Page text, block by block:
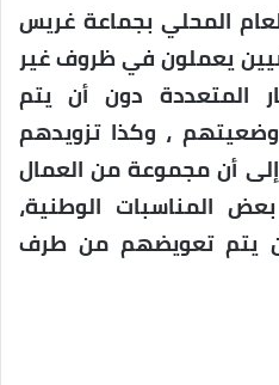
المحلي بجماعة غريس
يعملون في ظروف غير
المتعددة دون أن يتم
، وكذا تزويدهم
أن مجموعة من العمال
المناسبات الوطنية،
يتم تعويضهم من طرف